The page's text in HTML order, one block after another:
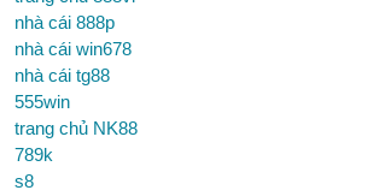
nhà cái 888p
nhà cái win678
nhà cái tg88
555win
trang chủ NK88
789k
s8